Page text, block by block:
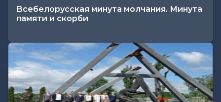
Всебелорусская минута молчания. Минута
памяти и скорби